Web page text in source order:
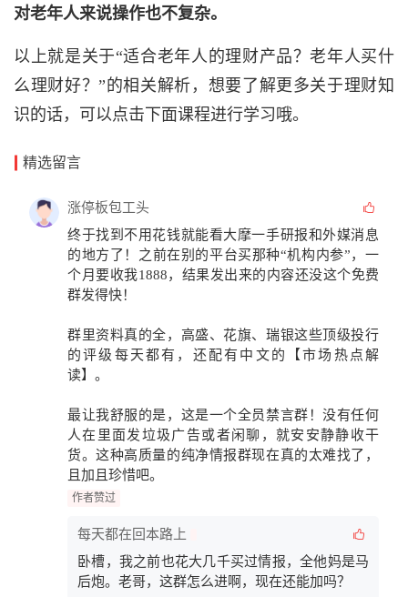
对老年人来说操作也不复杂。
以上就是关于“适合老年人的理财产品？老年人买什
么理财好？”的相关解析，想要了解更多关于理财知
识的话，可以点击下面课程进行学习哦。
精选留言
涨停板包工头
终于找到不用花钱就能看大摩一手研报和外媒消息
的地方了！之前在别的平台买那种“机构内参”，一
个月要收我1888，结果发出来的内容还没这个免费
群发得快！
群里资料真的全，高盛、花旗、瑞银这些顶级投行
的评级每天都有，还配有中文的
【市场热点解
读】 。
最让我舒服的是，这是一个全员禁言群 ！没有任何
人在里面发垃圾广告或者闲聊，就安安静静收干
货。这种高质量的纯净情报群现在真的太难找了，
且加且珍惜吧。
作者赞过
每天都在回本路上
卧槽，我之前也花大几千买过情报，全他妈是马
后炮。老哥，这群怎么进啊，现在还能加吗？